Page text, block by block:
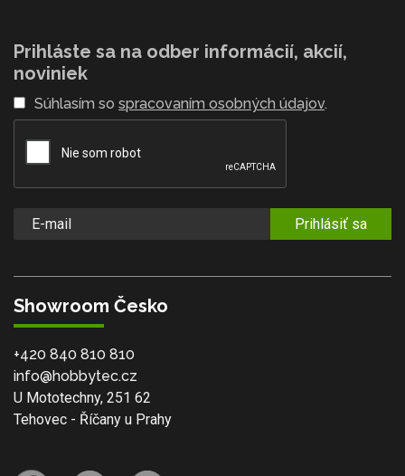
Prihláste sa na odber informácií, akcií,
noviniek
Súhlasím so spracovaním osobných údajov.
Prihlásiť sa
Showroom Česko
+420 840 810 810
info@hobbytec.cz
U Mototechny, 251 62
Tehovec - Říčany u Prahy